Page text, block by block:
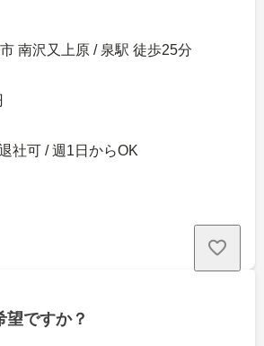
南沢又上原 / 泉駅 徒歩25分
社可 / 週1日からOK
望ですか？